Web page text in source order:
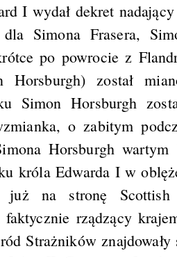
I wydał dekret
dla Simona Frasera,
po powrocie z
został
Simon Horsburgh
o zabitym
Horsburgh
króla Edwarda I w
już na stronę
faktycznie rządzący
Strażników